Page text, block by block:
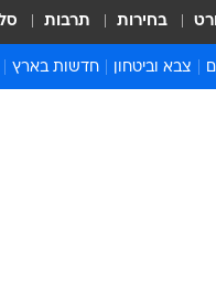
בחירות תרבות
צבא וביטחון חדשות בארץ